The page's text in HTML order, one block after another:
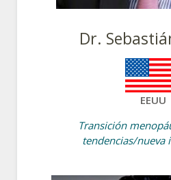
Dr.
EEUU
Transición
tendencias/nueva